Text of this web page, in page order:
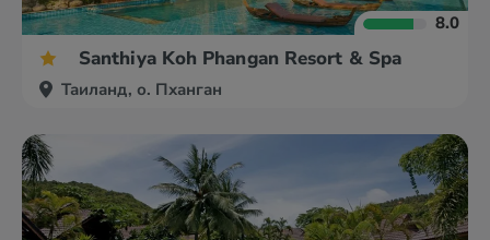
8.0
Santhiya Koh Phangan Resort & Spa
Таиланд, о. Пханган